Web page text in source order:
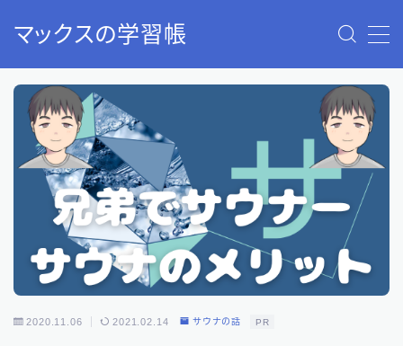
マックスの学習帳
MENU
40歳から始める老後2000万円問題の解決策：資産形成
と資産運用
お問い合わせ
サウナのすすめ（入門編）：ストレス解消で人生が変わ
ります！
トップページ
プライバシーポリシー
免責事項
利用規約／特定商取引法に基づく表記
有料記事の決済完了ページ
2020.11.06 2021.02.14 サウナの話 PR